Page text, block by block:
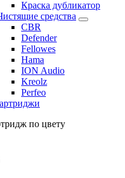
Краска дубликатор
средства
CBR
Defender
Fellowes
Hama
ION Audio
Kreolz
Perfeo
по цвету